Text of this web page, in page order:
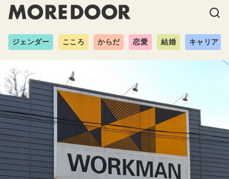
ジェンダー こころ からだ 恋愛 結婚 キャリア